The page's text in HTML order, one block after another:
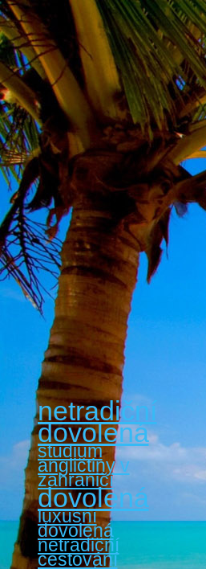
netradiční
dovolená
studium
angličtiny v
zahraničí
dovolená
luxusní
dovolená
netradiční
cestování